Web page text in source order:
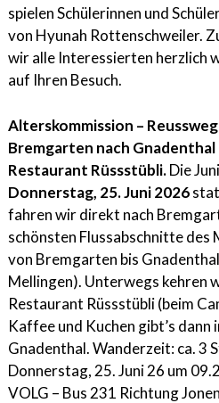
spielen Schülerinnen und
von Hyunah Rottenschweiler.
wir alle Interessierten herzlich
auf Ihren Besuch.
Alterskommission –
Bremgarten nach Gnadenthal
Restaurant Rüssstübli.Die
Donnerstag, 25. Juni 2026
fahren wir direkt nach
schönsten Flussabschnitte
von Bremgarten bis
Mellingen). Unterwegs kehren
Restaurant Rüssstübli (beim
Kaffee und Kuchen gibt’s dann
Gnadenthal. Wanderzeit: ca. 3
Donnerstag, 25. Juni 26 um
VOLG – Bus 231 Richtung